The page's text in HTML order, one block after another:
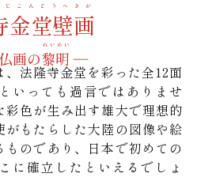
金堂壁画
じこんどうへきが
画の黎明
れいめい
―
法隆寺金堂を彩った全12面
いっても過言ではありませ
色が生み出す雄大で理想的
もたらした大陸の図像や絵
のであり、日本で初めての
に確立したといえるでしょ